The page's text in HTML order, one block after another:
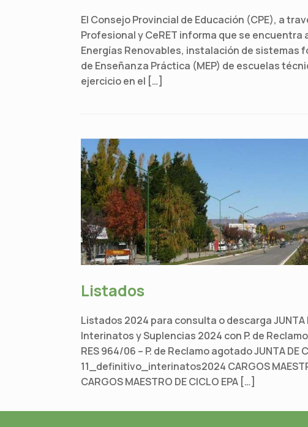
El Consejo Provincial de Educación (CPE), a
Profesional y CeRET informa que se
Energías Renovables, instalación de
de Enseñanza Práctica (MEP) de escuelas
ejercicio en el […]
Listados
Listados 2024 para consulta o descarga JUNTA
Interinatos y Suplencias 2024 con P. de Reclamo
RES 964/06 – P. de Reclamo agotado JUNTA DE
11_definitivo_interinatos2024 CARGOS
CARGOS MAESTRO DE CICLO EPA […]